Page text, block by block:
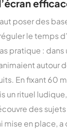
poser des
le temps
pratique : dans
autour
En fixant 60
un rituel
des
mise en place, a